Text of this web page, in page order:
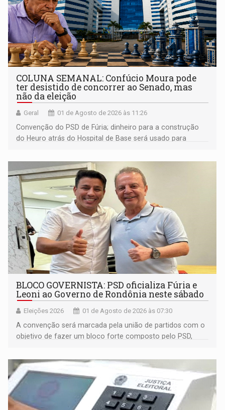
COLUNA SEMANAL: Confúcio Moura pode
ter desistido de concorrer ao Senado, mas
não da eleição
Geral 01 de Agosto de 2026 às 11:26
Convenção do PSD de Fúria; dinheiro para a construção
do Heuro atrás do Hospital de Base será usado para
contra trilheiros; Paróquia da Sagrada Família faz arraial; e
muito mais
BLOCO GOVERNISTA: PSD oficializa Fúria e
Leoni ao Governo de Rondônia neste sábado
Eleições 2026 01 de Agosto de 2026 às 07:30
A convenção será marcada pela união de partidos com o
objetivo de fazer um bloco forte composto pelo PSD,